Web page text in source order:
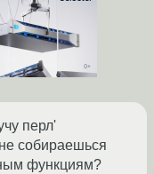
перл'
собираешься
функциям?